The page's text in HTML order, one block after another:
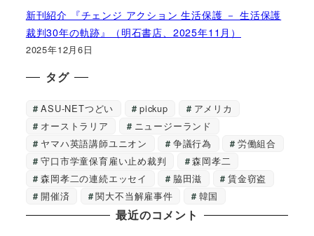
新刊紹介 『チェンジ アクション 生活保護 － 生活保護
裁判30年の軌跡』（明石書店、2025年11月）
2025年12月6日
タグ
ASU-NETつどい pickup
アメリカ
オーストラリア
ニュージーランド
ヤマハ英語講師ユニオン
争議行為
労働組合
守口市学童保育雇い止め裁判
森岡孝二
森岡孝二の連続エッセイ
脇田滋
賃金窃盗
開催済
関大不当解雇事件 韓国
最近のコメント